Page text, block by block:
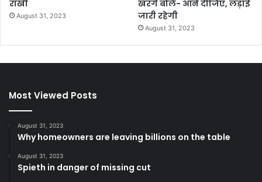
राखी
August 31, 2023
खरगे बोले- आने दीजिए, लड़ाई
जारी रहेगी
August 31, 2023
Most Viewed Posts
August 31, 2023
Why homeowners are leaving billions on the table
August 31, 2023
Spieth in danger of missing cut